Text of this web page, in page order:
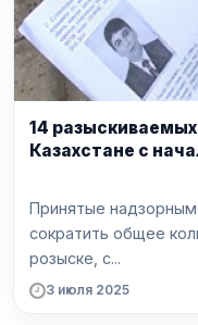
14
Казахстане с
Принятые
сократить общее
розыске, с...
3 июля 2025